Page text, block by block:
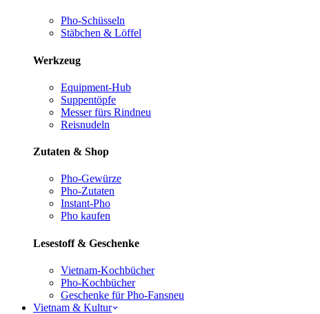
Pho-Schüsseln
Stäbchen & Löffel
Werkzeug
Equipment-Hub
Suppentöpfe
Messer fürs Rindneu
Reisnudeln
Zutaten & Shop
Pho-Gewürze
Pho-Zutaten
Instant-Pho
Pho kaufen
Lesestoff & Geschenke
Vietnam-Kochbücher
Pho-Kochbücher
Geschenke für Pho-Fansneu
Vietnam & Kultur